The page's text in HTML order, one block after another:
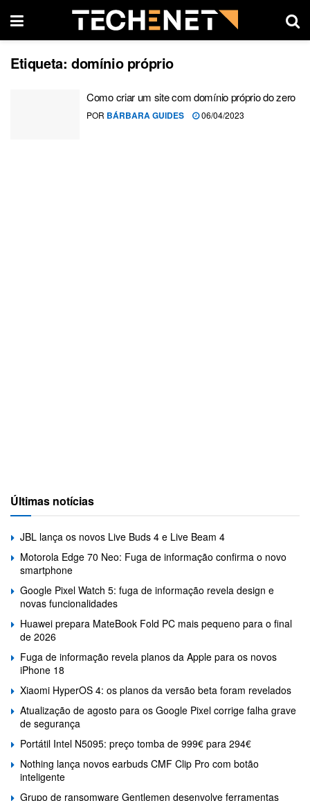
Etiqueta: domínio próprio
Como criar um site com domínio próprio do zero
POR BÁRBARA GUIDES 06/04/2023
Últimas notícias
JBL lança os novos Live Buds 4 e Live Beam 4
Motorola Edge 70 Neo: Fuga de informação confirma o novo
smartphone
Google Pixel Watch 5: fuga de informação revela design e
novas funcionalidades
Huawei prepara MateBook Fold PC mais pequeno para o final
de 2026
Fuga de informação revela planos da Apple para os novos
iPhone 18
Xiaomi HyperOS 4: os planos da versão beta foram revelados
Atualização de agosto para os Google Pixel corrige falha grave
de segurança
Portátil Intel N5095: preço tomba de 999€ para 294€
Nothing lança novos earbuds CMF Clip Pro com botão
inteligente
Grupo de ransomware Gentlemen desenvolve ferramentas